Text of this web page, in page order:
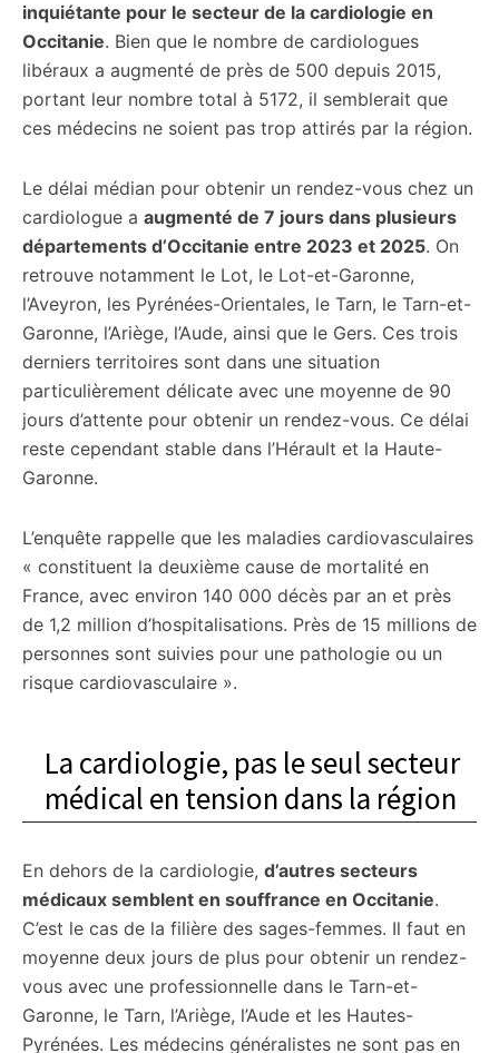
inquiétante pour le secteur de la cardiologie en
Occitanie. Bien que le nombre de cardiologues
libéraux a augmenté de près de 500 depuis 2015,
portant leur nombre total à 5172, il semblerait que
ces médecins ne soient pas trop attirés par la région.
Le délai médian pour obtenir un rendez-vous chez un
cardiologue a augmenté de 7 jours dans plusieurs
départements d’Occitanie entre 2023 et 2025. On
retrouve notamment le Lot, le Lot-et-Garonne,
l’Aveyron, les Pyrénées-Orientales, le Tarn, le Tarn-et-
Garonne, l’Ariège, l’Aude, ainsi que le Gers. Ces trois
derniers territoires sont dans une situation
particulièrement délicate avec une moyenne de 90
jours d’attente pour obtenir un rendez-vous. Ce délai
reste cependant stable dans l’Hérault et la Haute-
Garonne.
L’enquête rappelle que les maladies cardiovasculaires
« constituent la deuxième cause de mortalité en
France, avec environ 140 000 décès par an et près
de 1,2 million d’hospitalisations. Près de 15 millions de
personnes sont suivies pour une pathologie ou un
risque cardiovasculaire ».
La cardiologie, pas le seul secteur
médical en tension dans la région
En dehors de la cardiologie, d’autres secteurs
médicaux semblent en souffrance en Occitanie.
C’est le cas de la filière des sages-femmes. Il faut en
moyenne deux jours de plus pour obtenir un rendez-
vous avec une professionnelle dans le Tarn-et-
Garonne, le Tarn, l’Ariège, l’Aude et les Hautes-
Pyrénées. Les médecins généralistes ne sont pas en